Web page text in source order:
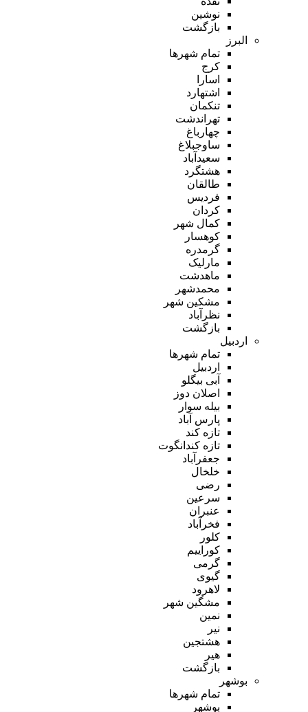
نوشین
بازگشت
البرز
تمام شهر‌ها
کرج
اسارا
اشتهارد
تنکمان
تهراندشت
چهارباغ
ساوجبلاغ
سعیدآباد
هشتگرد
طالقان
فردیس
کردان
کمال شهر
کوهسار
گرمدره
مارلیک
ماهدشت
محمدشهر
مشکین شهر
نظرآباد
بازگشت
اردبیل
تمام شهر‌ها
اردبیل
آبی بیگلو
اصلان دوز
بیله سوار
پارس آباد
تازه کند
تازه کندانگوت
جعفرآباد
خلخال
رضی
سرعین
عنبران
فخرآباد
کلور
کوراییم
گرمی
گیوی
لاهرود
مشگین شهر
نمین
نیر
هشتجین
هیر
بازگشت
بوشهر
تمام شهر‌ها
بوشهر